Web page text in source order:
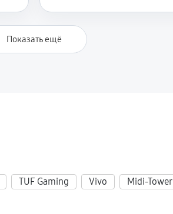
Показать ещё
TUF Gaming Vivo Midi-Tower